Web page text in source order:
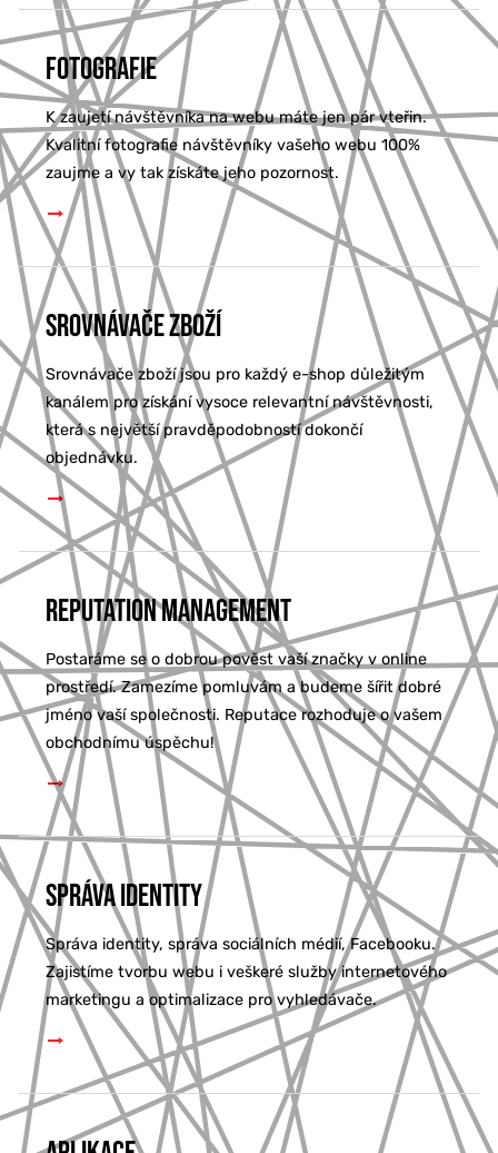
Fotografie
K zaujetí návštěvníka na webu máte jen pár vteřin.
Kvalitní fotografie návštěvníky vašeho webu 100%
zaujme a vy tak získáte jeho pozornost.
Srovnávače zboží
Srovnávače zboží jsou pro každý e-shop důležitým
kanálem pro získání vysoce relevantní návštěvnosti,
která s největší pravděpodobností dokončí
objednávku.
Reputation Management
Postaráme se o dobrou pověst vaší značky v online
prostředí. Zamezíme pomluvám a budeme šířit dobré
jméno vaší společnosti. Reputace rozhoduje o vašem
obchodnímu úspěchu!
Správa identity
Správa identity, správa sociálních médií, Facebooku.
Zajistíme tvorbu webu i veškeré služby internetového
marketingu a optimalizace pro vyhledávače.